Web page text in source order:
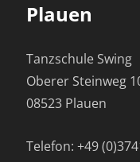
Plauen
Tanzschule Swing
Oberer Steinweg
08523 Plauen
Telefon: +49